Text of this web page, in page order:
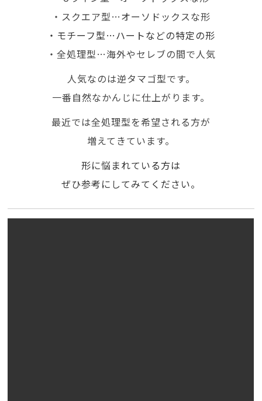
・スクエア型…オーソドックスな形
・モチーフ型…ハートなどの特定の形
・全処理型…海外やセレブの間で人気
人気なのは逆タマゴ型です。
一番自然なかんじに仕上がります。
最近では全処理型を希望される方が
増えてきています。
形に悩まれている方は
ぜひ参考にしてみてください。